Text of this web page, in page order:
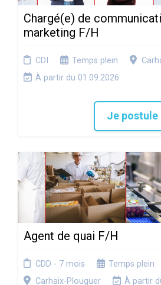
Chargé(e) de
marketing F/H
CDI Temps plein
À partir du 01.09.2026
Je postule
Agent de quai F/H
CDD - 7 mois
Temps plein
Carhaix-Plouguer
À partir